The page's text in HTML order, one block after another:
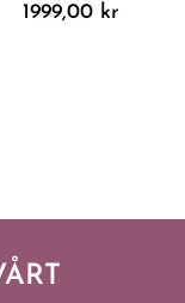
1999,00 kr